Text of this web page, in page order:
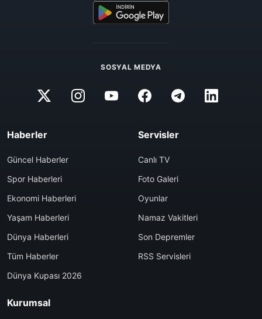
SOSYAL MEDYA
Haberler
Güncel Haberler
Spor Haberleri
Ekonomi Haberleri
Yaşam Haberleri
Dünya Haberleri
Tüm Haberler
Dünya Kupası 2026
Servisler
Canlı TV
Foto Galeri
Oyunlar
Namaz Vakitleri
Son Depremler
RSS Servisleri
Kurumsal